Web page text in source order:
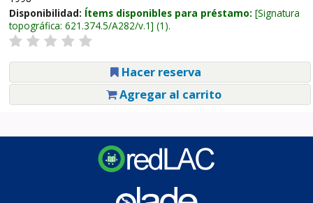
Disponibilidad: Ítems disponibles para préstamo: Signatura
topográfica: 621.374.5/A282/v.1 (1).
Hacer reserva
Agregar al carrito